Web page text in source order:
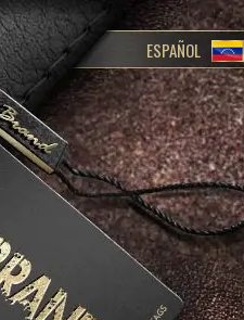
ESPAÑOL